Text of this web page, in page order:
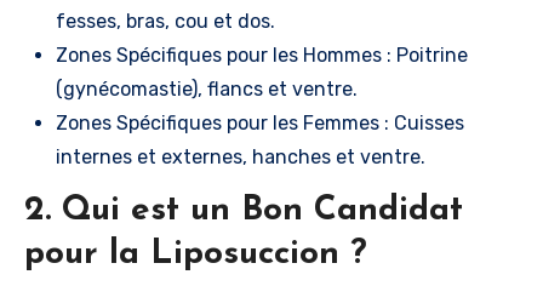
fesses, bras, cou et dos.
Zones Spécifiques pour les Hommes : Poitrine
(gynécomastie), flancs et ventre.
Zones Spécifiques pour les Femmes : Cuisses
internes et externes, hanches et ventre.
2. Qui est un Bon Candidat
pour la Liposuccion ?